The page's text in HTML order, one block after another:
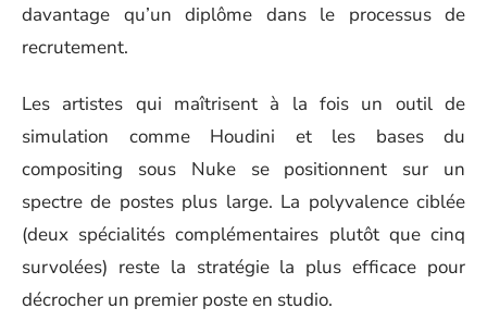
davantage qu’un diplôme dans le processus de
recrutement.
Les artistes qui maîtrisent à la fois un outil de
simulation comme Houdini et les bases du
compositing sous Nuke se positionnent sur un
spectre de postes plus large. La polyvalence ciblée
(deux spécialités complémentaires plutôt que cinq
survolées) reste la stratégie la plus efficace pour
décrocher un premier poste en studio.